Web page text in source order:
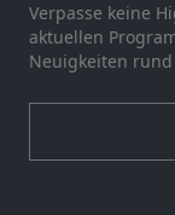
Verpasse keine
aktuellen
Neuigkeiten